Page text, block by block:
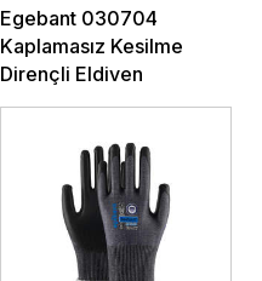
Egebant 030704
Kaplamasız Kesilme
Dirençli Eldiven